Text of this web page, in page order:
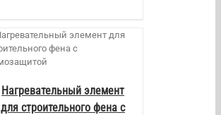
Нагревательный элемент
для строительного фена с